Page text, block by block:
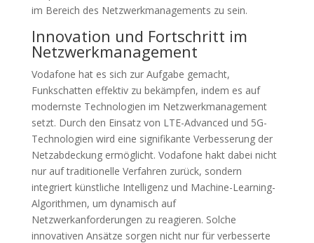
im Bereich des Netzwerkmanagements zu sein.
Innovation und Fortschritt im
Netzwerkmanagement
Vodafone hat es sich zur Aufgabe gemacht,
Funkschatten effektiv zu bekämpfen, indem es auf
modernste Technologien im Netzwerkmanagement
setzt. Durch den Einsatz von LTE-Advanced und 5G-
Technologien wird eine signifikante Verbesserung der
Netzabdeckung ermöglicht. Vodafone hakt dabei nicht
nur auf traditionelle Verfahren zurück, sondern
integriert künstliche Intelligenz und Machine-Learning-
Algorithmen, um dynamisch auf
Netzwerkanforderungen zu reagieren. Solche
innovativen Ansätze sorgen nicht nur für verbesserte